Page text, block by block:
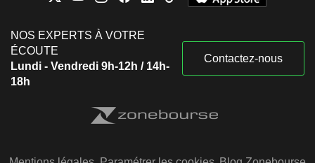
NOS EXPERTS À VOTRE
ÉCOUTE
Lundi - Vendredi 9h-12h / 14h-
18h
Contactez-nous